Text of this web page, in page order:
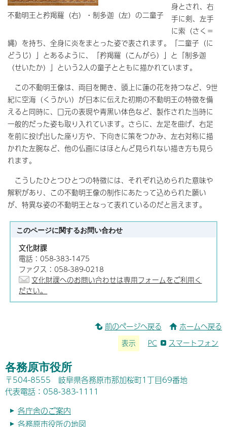
不動明王と矜羯羅（右）・制多迦（左）の二童子
身とされ、右
手に剣、左手
に索（さく＝
縄）を持ち、全身に炎をまとった姿で表されます。「二童子（に
どうじ）」とあるように、「矜羯羅（こんがら）」と「制多迦
（せいたか）」という2人の童子とともに描かれています。
この不動明王像は、両目を開き、頭上に蓮の花を持つなど、9世
紀に空海（くうかい）が日本に伝えた初期の不動明王の特徴を備
えると同時に、口元の表現や青黒い体色など、製作された当時に
一般的だった姿も取り入れています。さらに、左足を曲げ、右足
を前に投げ出した座り方や、下向きに策をつかみ、左右対称に描
かれた左腕など、他の仏画にはほとんど見られない描き方も見ら
れます。
こうしたひとつひとつの特徴には、それぞれ込められた意味や
解釈があり、この不動明王像の制作にあたって込められた願い
が、特異な姿の不動明王となって表れているのだと言えます。
このページに関するお問い合わせ
文化財課
電話：058-383-1475
ファクス：058-389-0218
文化財課へのお問い合わせは専用フォームをご利用く
ださい。
前のページへ戻る ホームへ戻る
表示 PC スマートフォン
各務原市役所
〒504-8555 岐阜県各務原市那加桜町1丁目69番地
代表電話：058-383-1111
各庁舎のご案内
各務原市役所の地図